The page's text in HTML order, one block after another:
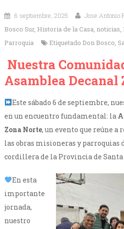
6 septiembre, 2025 Jose Antonio
Bosco Sur, Historia de la Casa, noticias,
Parroquia
Etiquetado Don Bosco,
Nuestra
Asamblea Decanal
Este sábado 6 de septiembre,
en un encuentro fundamental: la
Zona Norte, un evento que reúne a
las obras misioneras y parroquias
cordillera de la Provincia de Santa
En esta
importante
jornada,
nuestro